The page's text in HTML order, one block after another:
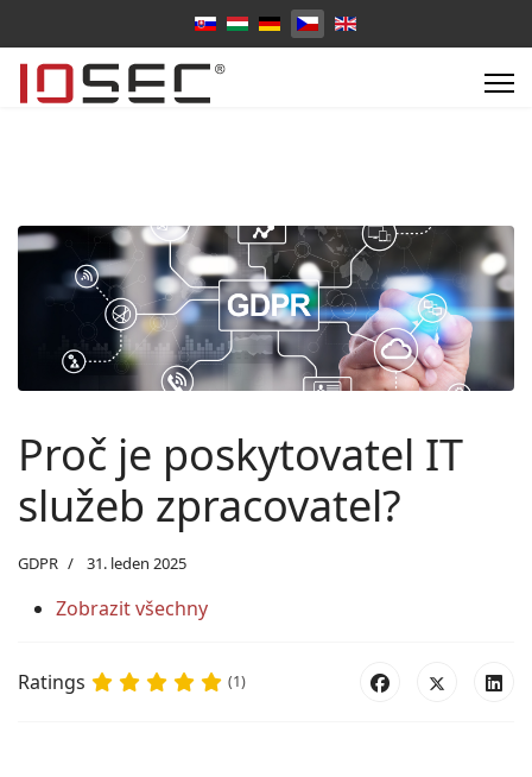
Zvolte jazyk
Proč je poskytovatel IT
služeb zpracovatel?
GDPR 31. leden 2025
Zobrazit všechny
Ratings (1)